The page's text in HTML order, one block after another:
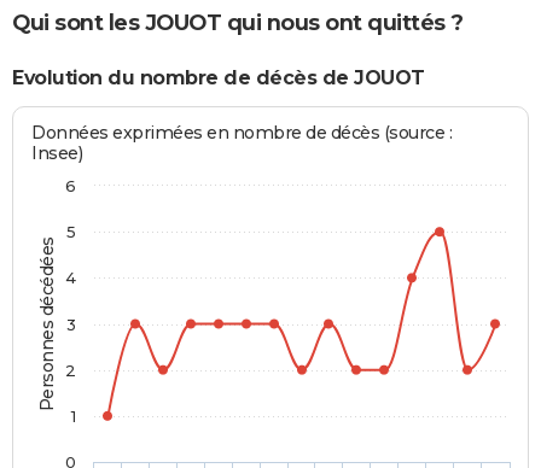
Qui sont les JOUOT qui nous ont quittés ?
Evolution du nombre de décès de JOUOT
Personnes décédées
Données exprimées en nombre de décès (source :
Insee)
0
1
2
3
4
5
6